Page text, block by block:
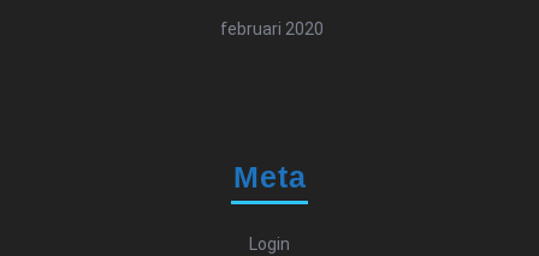
februari 2020
Meta
Login